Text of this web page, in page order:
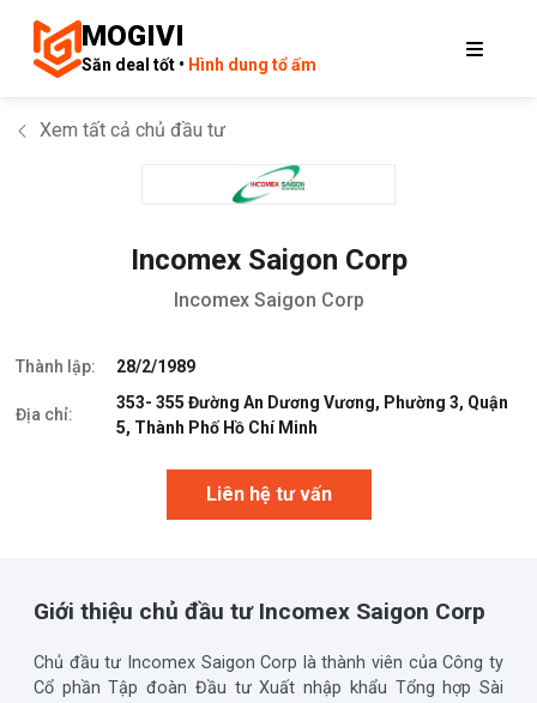
MOGIVI
Săn deal tốt • Hình dung tổ ấm
Xem tất cả chủ đầu tư
Incomex Saigon Corp
Incomex Saigon Corp
Thành lập: 28/2/1989
Địa chỉ:
353- 355 Đường An Dương Vương, Phường 3, Quận
5, Thành Phố Hồ Chí Minh
Liên hệ tư vấn
Giới thiệu chủ đầu tư Incomex Saigon Corp
Chủ đầu tư Incomex Saigon Corp là thành viên của Công ty
Cổ phần Tập đoàn Đầu tư Xuất nhập khẩu Tổng hợp Sài